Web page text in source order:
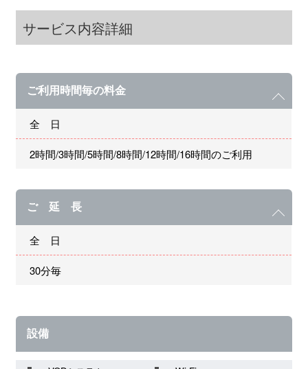
サービス内容詳細
ご利用時間毎の料金
全 日
2時間/3時間/5時間/8時間/12時間/16時間のご利用
ご 延 長
全 日
30分毎
設備